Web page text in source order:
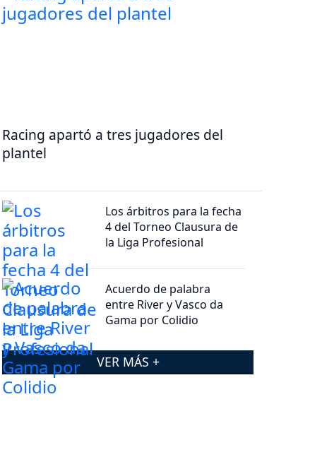
Racing apartó a tres jugadores del
plantel
Los árbitros para la fecha
4 del Torneo Clausura de
la Liga Profesional
Acuerdo de palabra
entre River y Vasco da
Gama por Colidio
VER MÁS +